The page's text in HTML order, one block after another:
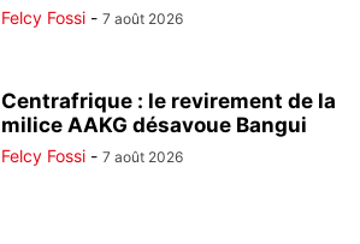
Felcy Fossi - 7 août 2026
Centrafrique : le revirement de la
milice AAKG désavoue Bangui
Felcy Fossi - 7 août 2026